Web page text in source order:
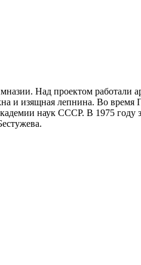
Над проектом
и изящная лепнина. Во
наук СССР. В 1975 году